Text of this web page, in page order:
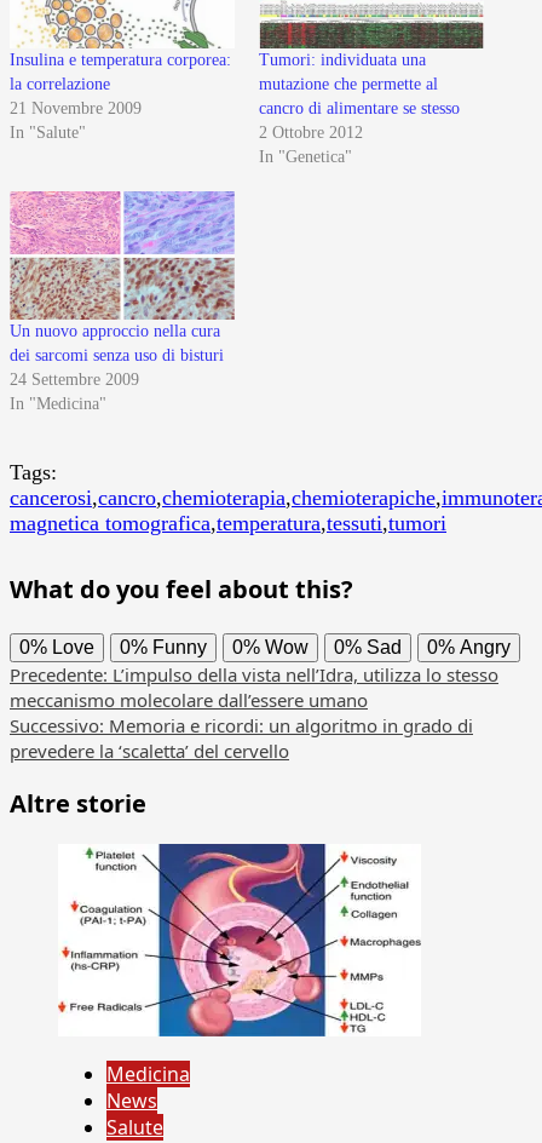
Insulina e temperatura corporea:
la correlazione
21 Novembre 2009
In "Salute"
Tumori: individuata una
mutazione che permette al
cancro di alimentare se stesso
2 Ottobre 2012
In "Genetica"
Un nuovo approccio nella cura
dei sarcomi senza uso di bisturi
24 Settembre 2009
In "Medicina"
Tags:
cancerosi,cancro,chemioterapia,chemioterapiche,
magnetica tomografica,temperatura,tessuti,tumori
What do you feel about this?
0% Love 0% Funny 0% Wow 0% Sad 0% Angry
Navigazione
articolo
Precedente: L’impulso della vista nell’Idra, utilizza lo stesso
meccanismo molecolare dall’essere umano
Successivo: Memoria e ricordi: un algoritmo in grado di
prevedere la ‘scaletta’ del cervello
Altre storie
Medicina
News
Salute